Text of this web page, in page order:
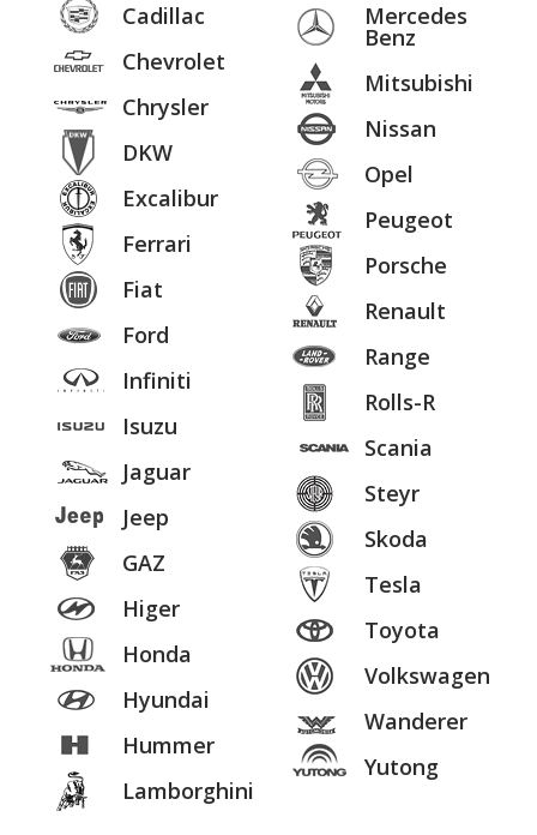
Cadillac
Chevrolet
Chrysler
DKW
Excalibur
Ferrari
Fiat
Ford
Infiniti
Isuzu
Jaguar
Jeep
GAZ
Higer
Honda
Hyundai
Hummer
Lamborghini
Mercedes
Benz
Mitsubishi
Nissan
Opel
Peugeot
Porsche
Renault
Range
Rolls-R
Scania
Steyr
Skoda
Tesla
Toyota
Volkswagen
Wanderer
Yutong